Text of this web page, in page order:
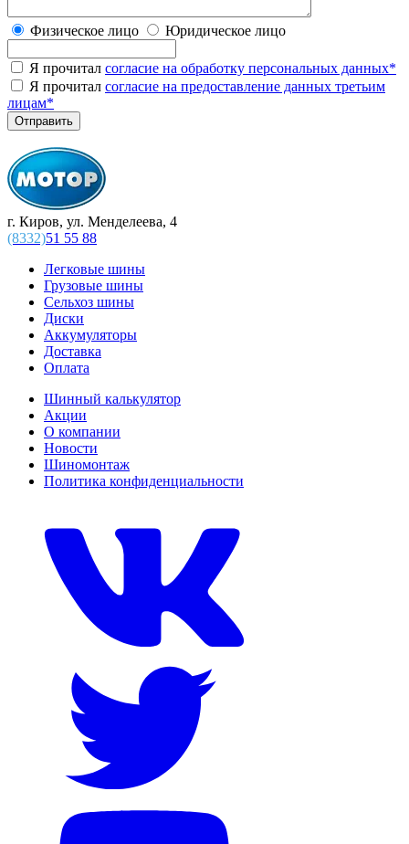
Физическое лицо Юридическое лицо
Я прочитал согласие на обработку персональных данных*
Я прочитал согласие на предоставление данных третьим
лицам*
г. Киров, ул. Менделеева, 4
(8332)51 55 88
Легковые шины
Грузовые шины
Сельхоз шины
Диски
Аккумуляторы
Доставка
Оплата
Шинный калькулятор
Акции
О компании
Новости
Шиномонтаж
Политика конфиденциальности